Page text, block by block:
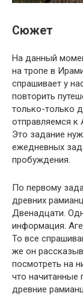
Сюжет
На данный
на тропе в
спрашивает у
повторить
только-только
отправляемся
Это задание
ежедневных
пробуждения.
По первому
древних
Двенадцати.
информация.
То все
же он
посмотреть на
что
древние